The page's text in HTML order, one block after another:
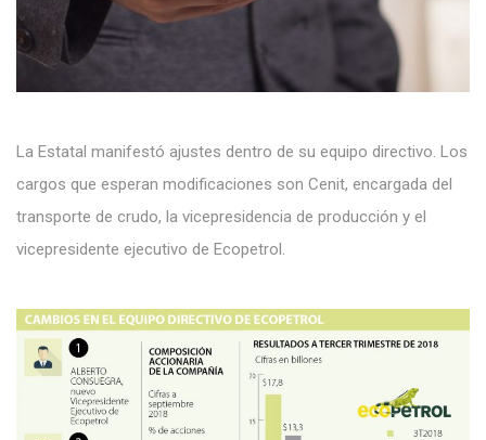
La Estatal manifestó ajustes dentro de su equipo directivo. Los
cargos que esperan modificaciones son Cenit, encargada del
transporte de crudo, la vicepresidencia de producción y el
vicepresidente ejecutivo de Ecopetrol.